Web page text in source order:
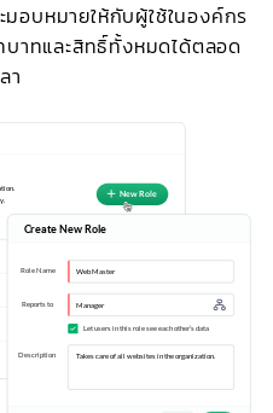
อบหมายให้กับผู้ใช้ในองค์กร
ทและสิทธิ์ทั้งหมดได้ตลอด
า